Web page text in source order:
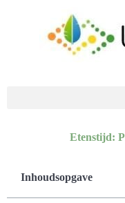
Etenstijd:
Inhoudsopgave